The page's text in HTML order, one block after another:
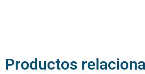
Productos